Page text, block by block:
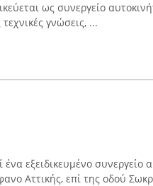
ως συνεργείο
γνώσεις, ...
ένα εξειδικευμένο συνεργείο
Αττικής, επί της οδού